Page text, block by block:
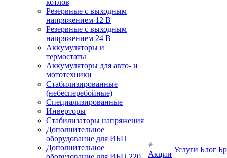
котлов
Резервные с выходным
напряжением 12 В
Резервные с выходным
напряжением 24 В
Аккумуляторы и
термостаты
Аккумуляторы для авто- и
мототехники
Стабилизированные
(небесперебойные)
Специализированные
Инверторы
Стабилизаторы напряжения
Дополнительное
оборудование для ИБП
Дополнительное
Акции
Услуги Блог